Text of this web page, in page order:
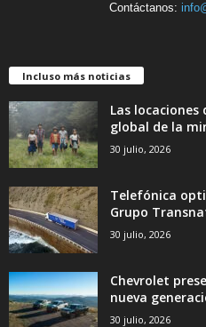
Contáctanos:
Incluso más noticias
Las
global de la
30 julio, 2026
Telefónica
Grupo
30 julio, 2026
Chevrolet
nueva
30 julio, 2026